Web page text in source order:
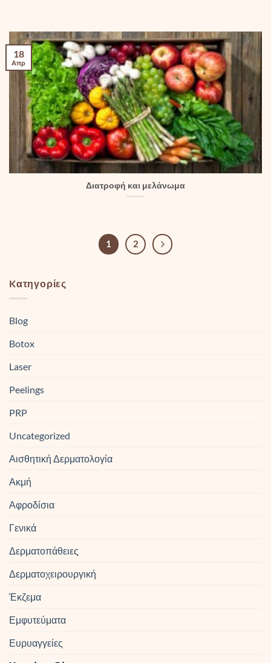
Διατροφή και μελάνωμα
18
Απρ
1 2
Kατηγορίες
Blog
Botox
Laser
Peelings
PRP
Uncategorized
Αισθητική Δερματολογία
Ακμή
Αφροδίσια
Γενικά
Δερματοπάθειες
Δερματοχειρουργική
Έκζεμα
Εμφυτεύματα
Ευρυαγγείες